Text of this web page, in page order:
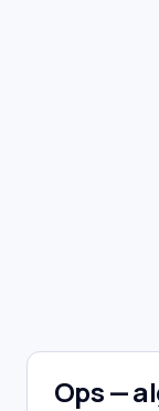
Ops —